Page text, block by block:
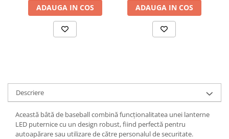
ADAUGA IN COS ADAUGA IN COS
Descriere
Această bâtă de baseball combină funcționalitatea unei lanterne
LED puternice cu un design robust, fiind perfectă pentru
autoapărare sau utilizare de către personalul de securitate.